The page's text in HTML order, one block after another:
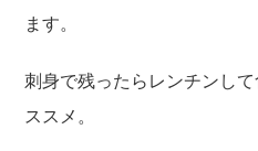
ます。
刺身で残ったらレンチンし
ススメ。